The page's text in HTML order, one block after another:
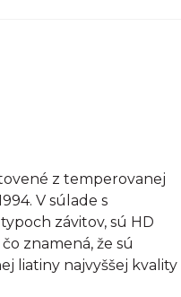
z temperovanej
V súlade s
závitov, sú HD
znamená, že sú
liatiny najvyššej kvality